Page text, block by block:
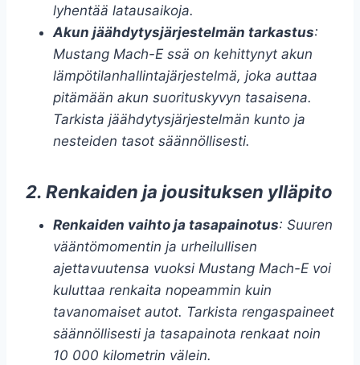
lyhentää latausaikoja.
Akun jäähdytysjärjestelmän tarkastus:
Mustang Mach-E ssä on kehittynyt akun
lämpötilanhallintajärjestelmä, joka auttaa
pitämään akun suorituskyvyn tasaisena.
Tarkista jäähdytysjärjestelmän kunto ja
nesteiden tasot säännöllisesti.
2. Renkaiden ja jousituksen ylläpito
Renkaiden vaihto ja tasapainotus: Suuren
vääntömomentin ja urheilullisen
ajettavuutensa vuoksi Mustang Mach-E voi
kuluttaa renkaita nopeammin kuin
tavanomaiset autot. Tarkista rengaspaineet
säännöllisesti ja tasapainota renkaat noin
10 000 kilometrin välein.